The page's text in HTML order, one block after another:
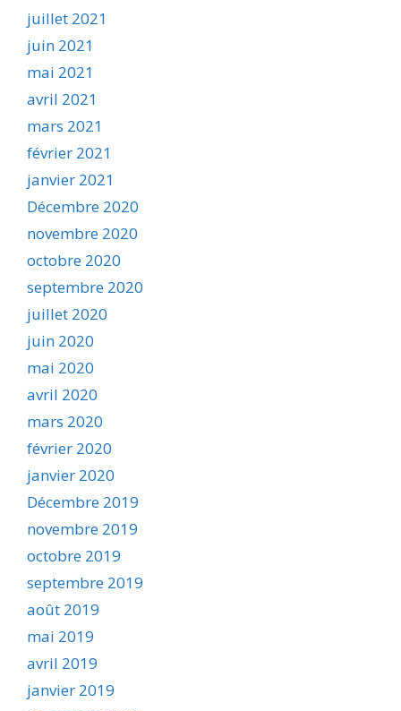
juillet 2021
juin 2021
mai 2021
avril 2021
mars 2021
février 2021
janvier 2021
Décembre 2020
novembre 2020
octobre 2020
septembre 2020
juillet 2020
juin 2020
mai 2020
avril 2020
mars 2020
février 2020
janvier 2020
Décembre 2019
novembre 2019
octobre 2019
septembre 2019
août 2019
mai 2019
avril 2019
janvier 2019